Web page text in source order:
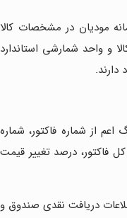
مودیان در مشخصات کالا
و واحد شمارشی استاندارد
از شماره فاکتور، شماره
کل فاکتور، درصد تغییر قیمت
دریافت نقدی صندوق و